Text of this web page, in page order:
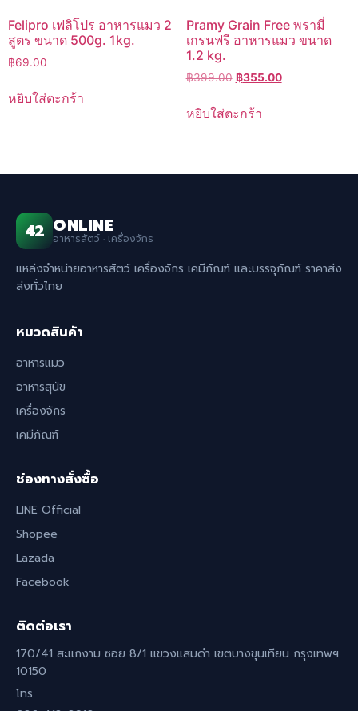
Felipro เฟลิโปร อาหารแมว 2
สูตร ขนาด 500g. 1kg.
฿69.00
หยิบใส่ตะกร้า
Pramy Grain Free พรามี่
เกรนฟรี อาหารแมว ขนาด
1.2 kg.
฿399.00 Original
was:
฿355.00Current
หยิบใส่ตะกร้า
42 ONLINE
อาหารสัตว์ · เครื่องจักร
แหล่งจำหน่ายอาหารสัตว์ เครื่องจักร เคมีภัณฑ์ และบรรจุภัณฑ์ ราคาส่ง
ส่งทั่วไทย
หมวดสินค้า
อาหารแมว
อาหารสุนัข
เครื่องจักร
เคมีภัณฑ์
ช่องทางสั่งซื้อ
LINE Official
Shopee
Lazada
Facebook
ติดต่อเรา
170/41 สะแกงาม ซอย 8/1 แขวงแสมดำ เขตบางขุนเทียน กรุงเทพฯ
10150
โทร.